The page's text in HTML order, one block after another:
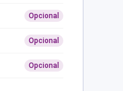
Opcional
Opcional
Opcional